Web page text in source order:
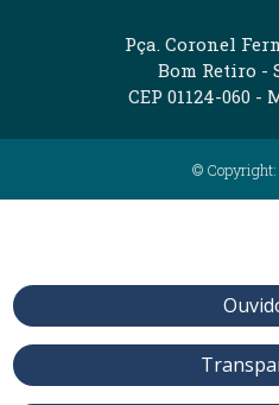
Pça. Coronel
Bom Retiro -
CEP 01124-060
© Copyright: